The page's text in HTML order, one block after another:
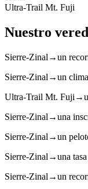
Ultra-Trail Mt. Fuji
Nuestro
Sierre-Zinal →un
Sierre-Zinal →un
Ultra-Trail Mt. Fuji →
Sierre-Zinal →una
Sierre-Zinal →un
Sierre-Zinal →una
Sierre-Zinal →un